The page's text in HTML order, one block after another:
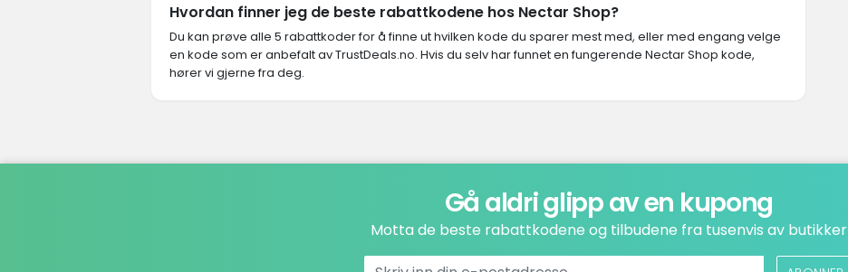
Hvordan finner jeg de beste rabattkodene hos Nectar Shop?
Du kan prøve alle 5 rabattkoder for å finne ut hvilken kode du sparer mest med, eller med engang velge
en kode som er anbefalt av TrustDeals.no. Hvis du selv har funnet en fungerende Nectar Shop kode,
hører vi gjerne fra deg.
Gå aldri glipp av en kupong
Motta de beste rabattkodene og tilbudene fra tusenvis av butikker